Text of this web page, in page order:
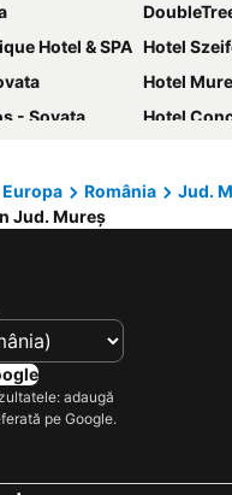
DoubleTree by
Hotel & SPA Hotel
Hotel
- Sovata
Hotel
Tirgu Mures
Pensiunea
Mures
Europa România
Jud.
Jud. Mureș
adaugă
pe Google.